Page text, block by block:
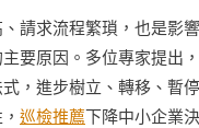
請求流程繁瑣，也是影
要原因。多位專家提出
，進步樹立、轉移、暫
巡檢推薦下降中小企業